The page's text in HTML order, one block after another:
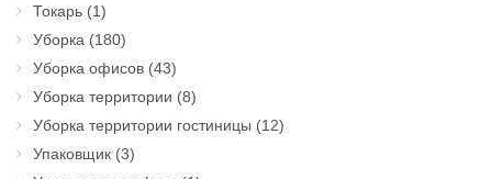
Токарь (1)
Уборка (180)
Уборка офисов (43)
Уборка территории (8)
Уборка территории гостиницы (12)
Упаковщик (3)